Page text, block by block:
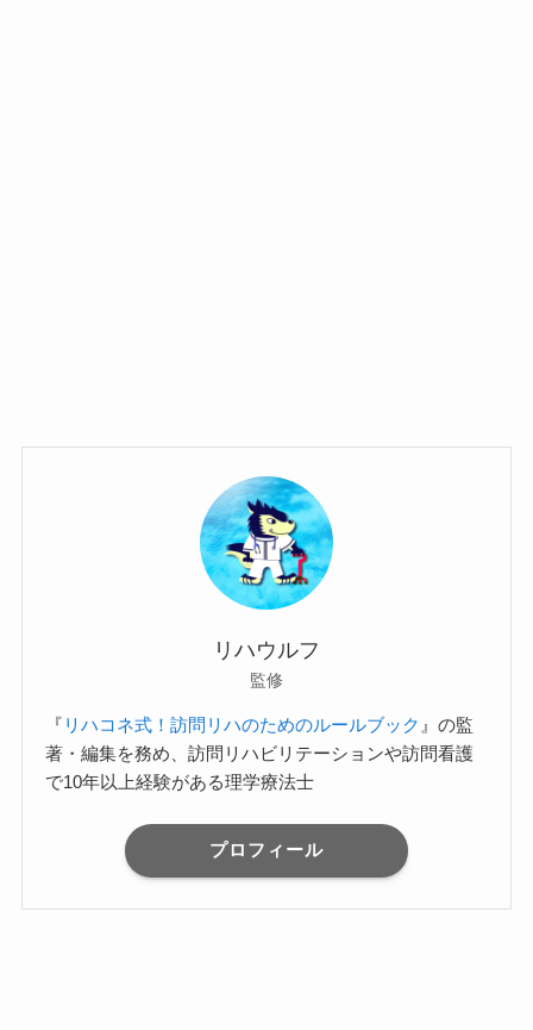
リハウルフ
監修
『 リハコネ式！訪問リハのためのルールブック 』の監
著・編集を務め、訪問リハビリテーションや訪問看護
で10年以上経験がある理学療法士
プロフィール